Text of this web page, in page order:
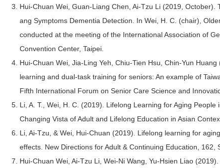
Hui-Chuan Wei, Guan-Liang Chen, Ai-Tzu Li (2019,
ang Symptoms Dementia Detection. In Wei, H. C. (chair),
conducted at the meeting of the International Association of
Convention Center, Taipei.
Hui-Chuan Wei, Jia-Ling Yeh, Chiu-Tien Hsu, Chin-Yun
learning and dual-task training for seniors: An example of
Fifth International Forum on Senior Care Science and
Li, A. T., Wei, H. C. (2019). Lifelong Learning for Aging
Changing Vista of Adult and Lifelong Education in Asian
Li, Ai-Tzu, & Wei, Hui-Chuan (2019). Lifelong learning for
effects. New Directions for Adult & Continuing Education, 162,
Hui-Chuan Wei, Ai-Tzu Li, Wei-Ni Wang, Yu-Hsien Liao